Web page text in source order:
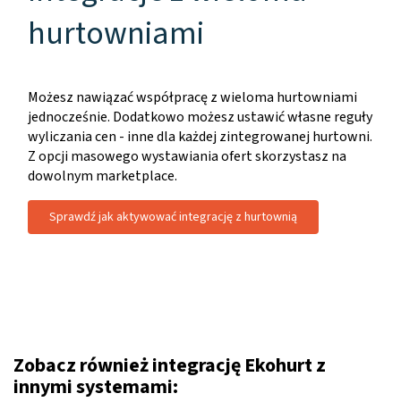
hurtowniami
Możesz nawiązać współpracę z wieloma hurtowniami
jednocześnie. Dodatkowo możesz ustawić własne reguły
wyliczania cen - inne dla każdej zintegrowanej hurtowni.
Z opcji masowego wystawiania ofert skorzystasz na
dowolnym marketplace.
Sprawdź jak aktywować integrację z hurtownią
Zobacz również integrację Ekohurt z
innymi systemami: